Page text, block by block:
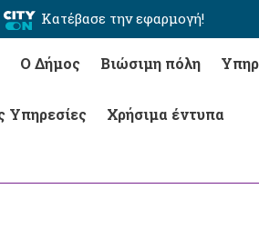
Κατέβασε την εφαρμογή!
Ο Δήμος Βιώσιμη πόλη
Υπηρεσίες Χρήσιμα έντυπα